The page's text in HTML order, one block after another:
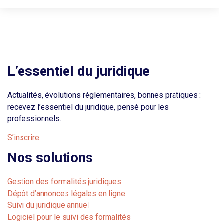
L’essentiel du juridique
Actualités, évolutions réglementaires, bonnes pratiques :
recevez l’essentiel du juridique, pensé pour les
professionnels.
S’inscrire
Nos solutions
Gestion des formalités juridiques
Dépôt d’annonces légales en ligne
Suivi du juridique annuel
Logiciel pour le suivi des formalités